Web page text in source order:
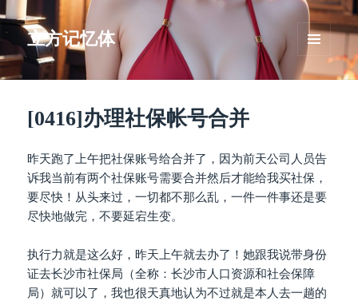
立方记忆体
菜单和
挂件
[0416]办理社保帐号合并
昨天跑了上午把社保账号给合并了，因为前天公司人员告
诉我当前有两个社保账号需要合并然后才能给我买社保，
要尽快！从头来过，一切都不那么乱，一件一件事还是要
尽快地做完，不要延宕生变。
执行力就是这么好，昨天上午就去办了！她跟我说带身份
证去长沙市社保局（全称：长沙市人口资源和社会保障
局）就可以了，我也很天真地认为不过就是本人去一趟的